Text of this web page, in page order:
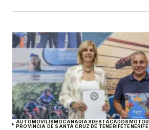
AUTOMOVILISMOCANARIAS DESTACADOS MOTOR
PROVINCIA DE SANTA CRUZ DE TENERIFETENERIFE